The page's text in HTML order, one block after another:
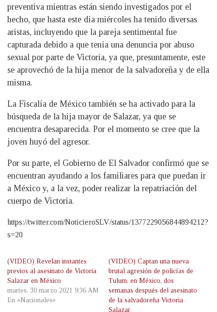
preventiva mientras están siendo investigados por el
hecho, que hasta este día miércoles ha tenido diversas
aristas, incluyendo que la pareja sentimental fue
capturada debido a que tenía una denuncia por abuso
sexual por parte de Victoria, ya que, presuntamente, este
se aprovechó de la hija menor de la salvadoreña y de ella
misma.
La Fiscalía de México también se ha activado para la
búsqueda de la hija mayor de Salazar, ya que se
encuentra desaparecida. Por el momento se cree que la
joven huyó del agresor.
Por su parte, el Gobierno de El Salvador confirmó que se
encuentran ayudando a los familiares para que puedan ir
a México y, a la vez, poder realizar la repatriación del
cuerpo de Victoria.
https://twitter.com/NoticieroSLV/status/1377229056844894212?
s=20
(VIDEO) Revelan instantes
previos al asesinato de Victoria
Salazar en México
martes, 30 marzo 2021 9:36 AM
En «Nacionales»
(VIDEO) Captan una nueva
brutal agresión de policías de
Tulum, en México, dos
semanas después del asesinato
de la salvadoreña Victoria
Salazar